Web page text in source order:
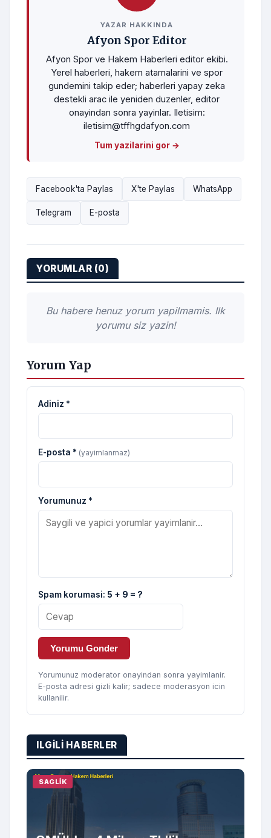
YAZAR HAKKINDA
Afyon Spor Editor
Afyon Spor ve Hakem Haberleri editor ekibi.
Yerel haberleri, hakem atamalarini ve spor
gundemini takip eder; haberleri yapay zeka
destekli arac ile yeniden duzenler, editor
onayindan sonra yayinlar. Iletisim:
iletisim@tffhgdafyon.com
Tum yazilarini gor →
Facebook'ta Paylas X'te Paylas WhatsApp
Telegram E-posta
YORUMLAR (0)
Bu habere henuz yorum yapilmamis. Ilk
yorumu siz yazin!
Yorum Yap
Adiniz *
E-posta * (yayimlanmaz)
Yorumunuz *
Spam korumasi: 5 + 9 = ?
Yorumu Gonder
Yorumunuz moderator onayindan sonra yayimlanir.
E-posta adresi gizli kalir; sadece moderasyon icin
kullanilir.
ILGILI HABERLER
SAGLIK